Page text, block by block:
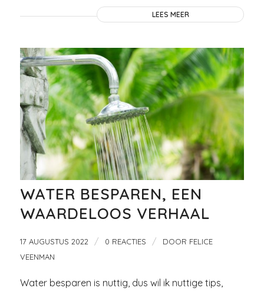
LEES MEER
WATER BESPAREN, EEN
WAARDELOOS VERHAAL
17 AUGUSTUS 2022 / 0 REACTIES / DOOR FELICE
VEENMAN
Water besparen is nuttig, dus wil ik nuttige tips,